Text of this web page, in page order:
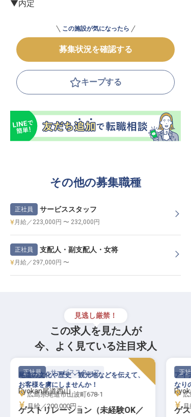
▼内定
この施設が気になったら
募集状況を確認する
キープする
その他の募集職種
正社員 サービススタッフ
月給／223,000円 〜 232,000円
正社員 支配人・副支配人・女将
月給／297,000円 〜
見逃し厳禁！
この求人を見た人が
今、よく見ている注目求人
正社員 サービススタッフ
Ryokan尾道西山
ゲストリレーション（未経験OK／
尾道の文化や歴史・観光地などを伝えて、
お客様を虜にしませんか！
広島県尾道市山波町678-1
月給／200,000円～
正社
ゲ
アイ
なり
広
月